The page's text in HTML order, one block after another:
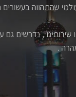
שהתהווה בעשורים
שירותינו , נדרשים גם
.